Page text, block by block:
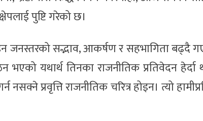
पुष्टि गरेको छ।
जनस्तरको सद्भाव, आकर्षण र सहभागिता बढ्दै
भएको यथार्थ तिनका राजनीतिक प्रतिवेदन हेर्दा
प्रवृत्ति राजनीतिक चरित्र होइन। त्यो